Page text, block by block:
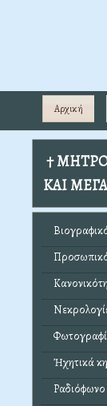
Αρχική
†
ΚΑΙ
Ἠχητικά